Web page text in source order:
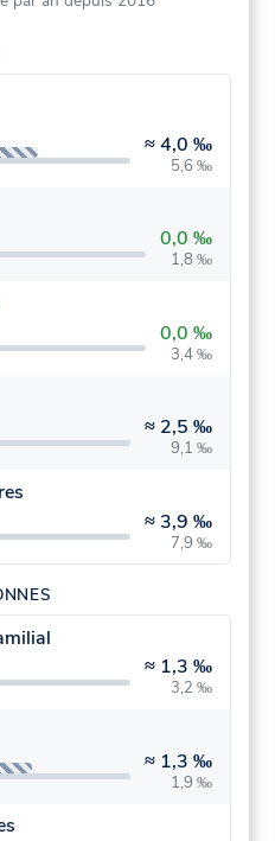
≈4,0 ‰
5,6 ‰
0,0 ‰
1,8 ‰
0,0 ‰
3,4 ‰
≈ 2,5 ‰
9,1 ‰
≈ 3,9 ‰
7,9 ‰
≈ 1,3 ‰
3,2 ‰
≈ 1,3 ‰
1,9 ‰